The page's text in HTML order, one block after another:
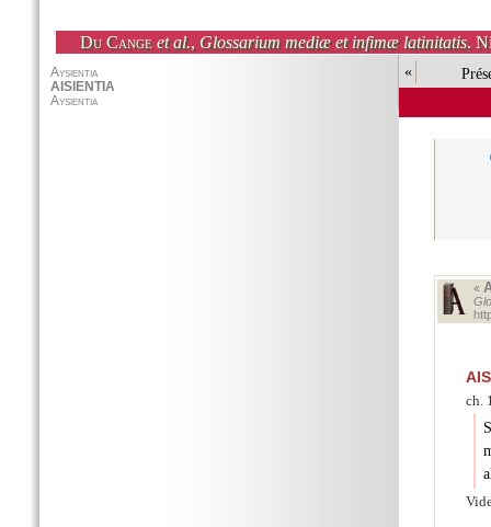
Du Cange et al., Glossarium mediæ et infimæ latinitatis.
«
«
ch.